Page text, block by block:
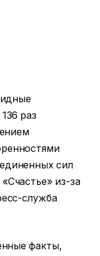
раз
сил
из-за
служба
факты,